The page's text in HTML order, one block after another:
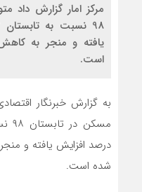
مرکز امار گزارش
است.
به گزارش خبرنگار
شده است.